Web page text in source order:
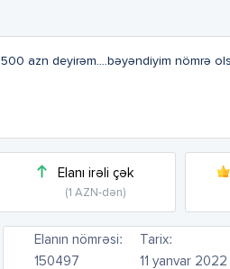
500 azn deyirəm....bəyəndiyim nömrə
Elanı irəli çək
(1 AZN-dən)
Elanın nömrəsi:
150497
Tarix:
11 yanvar 2022